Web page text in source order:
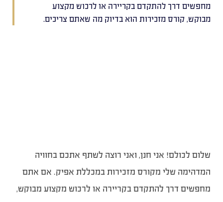
מחפשים דרך להתקדם בקריירה או לרכוש מקצוע
מבוקש, קורס מזכירות הוא בדיוק מה שאתם צריכים.
שלום לכולם! אני חנן, ואני רוצה לשתף אתכם בחוויה
המדהימה שלי מקורס מזכירות במכללת אפיק. אם אתם
מחפשים דרך להתקדם בקריירה או לרכוש מקצוע מבוקש,